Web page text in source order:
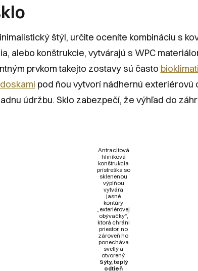
štýl, určite oceníte kombináciu s
alebo konštrukcie, vytvárajú s WPC
prvkom takejto zostavy sú často
pod ňou vytvorí nádhernú exteriérovú
údržbu. Sklo zabezpečí, že výhľad do
Antracitová
hliníková
konštrukcia
prístreška so
sklenenou
výplňou
vytvára
jasné
kontúry
„exteriérovej
obývačky“,
ktorá chráni
priestor, no
zároveň ho
ponecháva
svetlý a
otvorený.
Sýty, teplý
odtieň